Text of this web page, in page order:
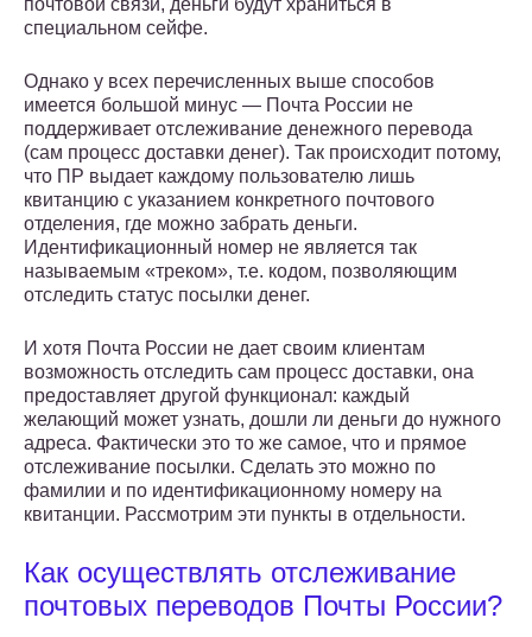
почтовой связи, деньги будут храниться в
специальном сейфе.
Однако у всех перечисленных выше способов
имеется большой минус — Почта России не
поддерживает отслеживание денежного перевода
(сам процесс доставки денег). Так происходит потому,
что ПР выдает каждому пользователю лишь
квитанцию с указанием конкретного почтового
отделения, где можно забрать деньги.
Идентификационный номер не является так
называемым «треком», т.е. кодом, позволяющим
отследить статус посылки денег.
И хотя Почта России не дает своим клиентам
возможность отследить сам процесс доставки, она
предоставляет другой функционал: каждый
желающий может узнать, дошли ли деньги до нужного
адреса. Фактически это то же самое, что и прямое
отслеживание посылки. Сделать это можно по
фамилии и по идентификационному номеру на
квитанции. Рассмотрим эти пункты в отдельности.
Как осуществлять отслеживание
почтовых переводов Почты России?